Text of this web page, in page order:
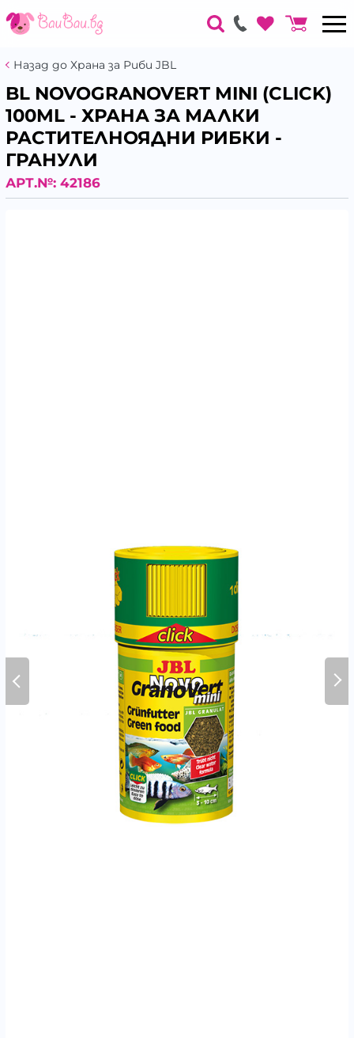
Назад до Храна за Риби JBL
BL NOVOGRANOVERT MINI (CLICK)
100ML - ХРАНА ЗА МАЛКИ
РАСТИТЕЛНОЯДНИ РИБКИ -
ГРАНУЛИ
АРТ.№: 42186